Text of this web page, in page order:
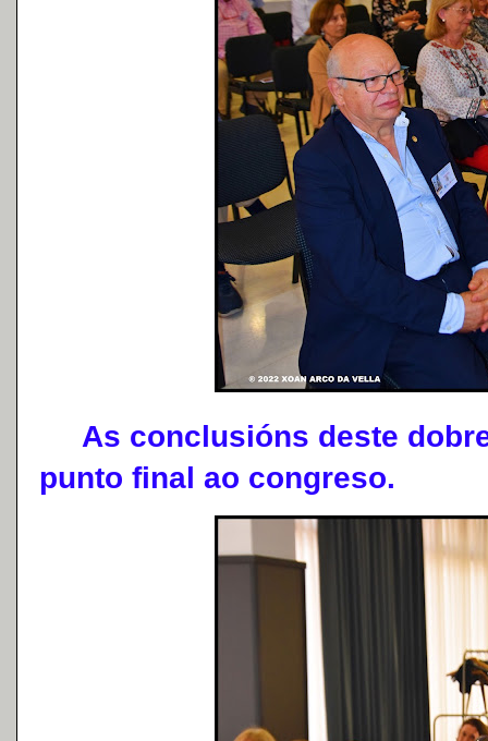
As conclusións deste
punto final ao congreso.